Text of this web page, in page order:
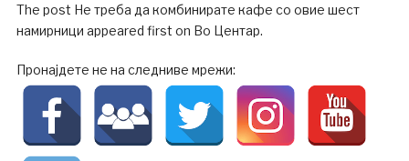
The post Не треба да комбинирате кафе со овие шест
намирници appeared first on Во Центар.
Пронајдете не на следниве мрежи: